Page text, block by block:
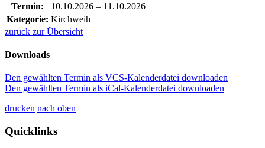
Termin: 10.10.2026 – 11.10.2026
Kategorie: Kirchweih
zurück zur Übersicht
Downloads
Den gewählten Termin als VCS-Kalenderdatei downloaden
Den gewählten Termin als iCal-Kalenderdatei downloaden
drucken nach oben
Quicklinks